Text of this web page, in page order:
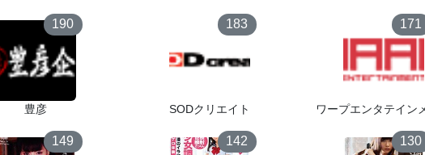
190
豊彦
183
SODクリエイト
171
ワープエンタテイン
149 142 130